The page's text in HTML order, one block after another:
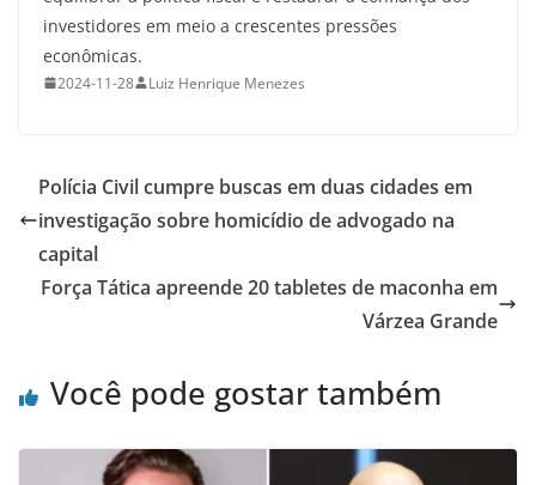
investidores em meio a crescentes pressões
econômicas.
2024-11-28 Luiz Henrique Menezes
Polícia Civil cumpre buscas em duas cidades em
investigação sobre homicídio de advogado na
capital
Força Tática apreende 20 tabletes de maconha em
Várzea Grande
Você pode gostar também